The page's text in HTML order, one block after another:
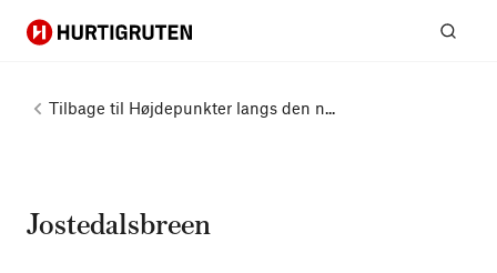
Hurtigruten
Tilbage til Højdepunkter langs den n...
Jostedalsbreen